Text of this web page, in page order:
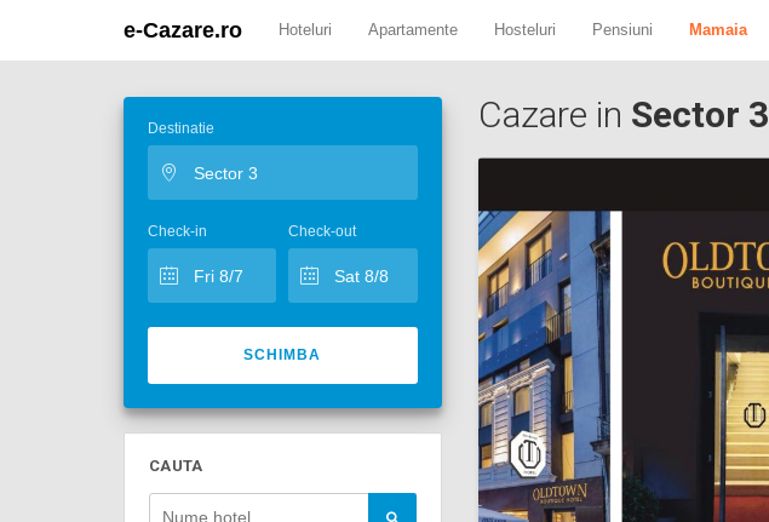
e-Cazare.ro Hoteluri Apartamente Hosteluri Pensiuni Mamaia
Destinatie
Check-in Check-out
SCHIMBA
CAUTA
Cazare in Sector 3